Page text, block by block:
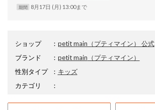
期間 8月17日 (月) 13:00まで
ショップ ： petit main（プティマイン） 公式
ブランド
： petit main （プティマイン）
性別タイプ
： キッズ
カテゴリ
：